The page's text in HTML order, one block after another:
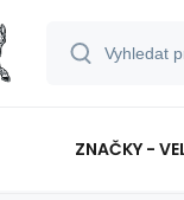
ZNAČKY -